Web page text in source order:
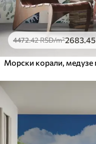
4472.42RSD/m²2683.45